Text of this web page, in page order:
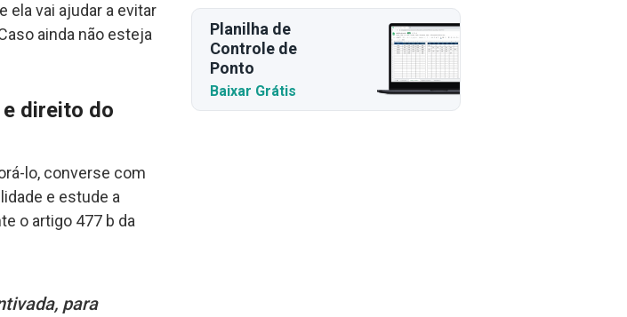
ela vai ajudar a evitar
ainda não esteja
direito do
lo, converse com
e estude a
o artigo 477 b da
para
Planilha de
Controle de
Ponto
Baixar Grátis